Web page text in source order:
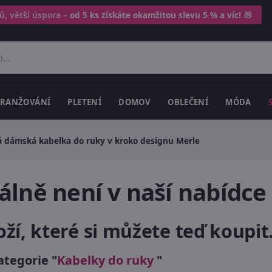
větší úspora –od 5 ks získáte okamžitou slevu 5 % a víc! 🎁
PLETENÍ DOMOV OBLEČENÍ MÓDA
dámská kabelka do ruky v kroko designu Merle
není v naší nabídce
které si můžete teď
"Kabelky do ruky "